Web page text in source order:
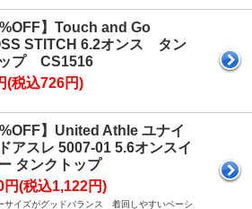
】Touch and Go
STITCH 6.2オンス タン
プ CS1516
(税込726円)
】United Athle ユナイ
アスレ 5007-01 5.6オンスイ
タンクトップ
円(税込1,122円)
サイズがグッドバランス 着回しやすいベーシ